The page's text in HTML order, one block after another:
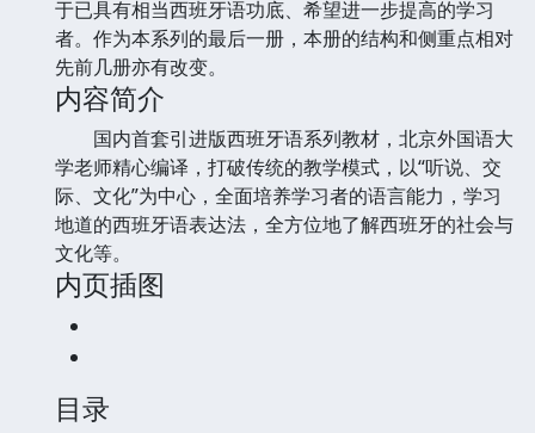
于已具有相当西班牙语功底、希望进一步提高的学习
者。作为本系列的最后一册，本册的结构和侧重点相对
先前几册亦有改变。
内容简介
国内首套引进版西班牙语系列教材，北京外国语大
学老师精心编译，打破传统的教学模式，以“听说、交
际、文化”为中心，全面培养学习者的语言能力，学习
地道的西班牙语表达法，全方位地了解西班牙的社会与
文化等。
内页插图
目录